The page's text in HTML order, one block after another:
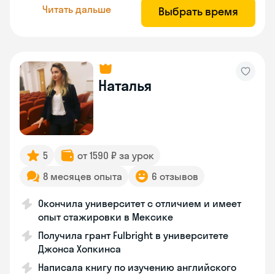
Читать дальше Выбрать время
Наталья
5
от 1590 ₽ за урок
8 месяцев опыта
6 отзывов
Окончила университет с отличием и имеет
опыт стажировки в Мексике
Получила грант Fulbright в университете
Джонса Хопкинса
Написала книгу по изучению английского